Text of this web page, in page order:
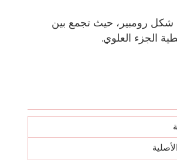
رومبير، حيث تجمع بين
الجزء العلوي.